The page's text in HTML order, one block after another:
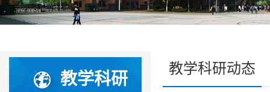
教学科研
教学科研动态